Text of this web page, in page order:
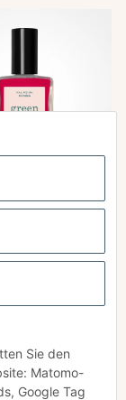
Sie den
Matomo-
Google Tag
- nail polish by